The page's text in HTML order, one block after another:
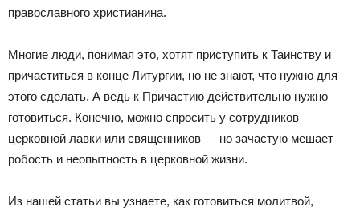
православного христианина.
Многие люди, понимая это, хотят приступить к Таинству и
причаститься в конце Литургии, но не знают, что нужно для
этого сделать. А ведь к Причастию действительно нужно
готовиться. Конечно, можно спросить у сотрудников
церковной лавки или священников — но зачастую мешает
робость и неопытность в церковной жизни.
Из нашей статьи вы узнаете, как готовиться молитвой,